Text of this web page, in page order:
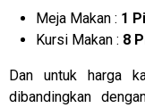
Meja Makan : 1
Kursi Makan : 8
Dan untuk harga
dibandingkan